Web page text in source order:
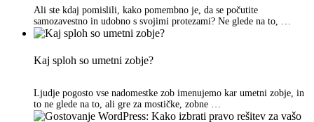
Ali ste kdaj pomislili, kako pomembno je, da se počutite
samozavestno in udobno s svojimi protezami? Ne glede na to, …
Kaj sploh so umetni zobje?
Ljudje pogosto vse nadomestke zob imenujemo kar umetni zobje, in
to ne glede na to, ali gre za mostičke, zobne …